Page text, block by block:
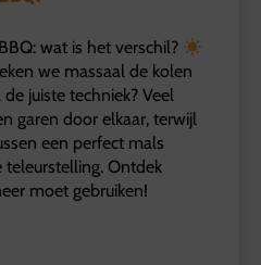
wat is het verschil?
we massaal de kolen
juiste techniek? Veel
garen door elkaar, terwijl
een perfect mals
teleurstelling. Ontdek
moet gebruiken!